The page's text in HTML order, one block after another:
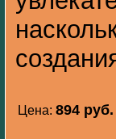
Цена: 894 pуб.